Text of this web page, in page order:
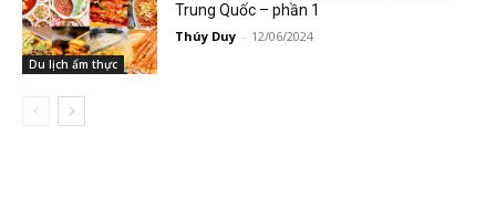
Du lịch ẩm thực
Trung Quốc – phần 1
Thúy Duy - 12/06/2024